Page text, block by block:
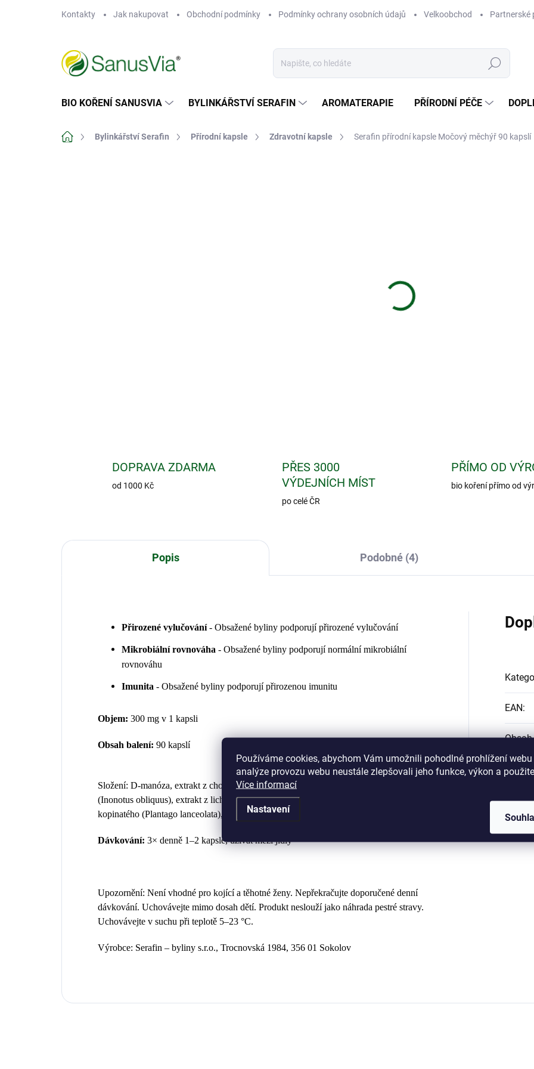
Používáme cookies, abychom Vám umožnili pohodlné prohlížení
analýze provozu webu neustále zlepšovali jeho funkce, výkon a
Více informací
Nastavení
Kontakty Jak nakupovat Obchodní podmínky Podmínky ochrany osobních údajů Velkoobchod Partnerské
Hledat
BIO KOŘENÍ SANUSVIA BYLINKÁŘSTVÍ SERAFIN AROMATERAPIE PŘÍRODNÍ PÉČE
Domů Bylinkářství Serafin Přírodní kapsle Zdravotní kapsle Serafin přírodní kapsle Močový měchýř 90 kapslí
DOPRAVA ZDARMA
od 1000 Kč
PŘES 3000
VÝDEJNÍCH MÍST
po celé ČR
PŘÍMO OD
bio koření přímo od
Popis Podobné (4)
Přirozené vylučování- Obsažené byliny podporují přirozené vylučování
Mikrobiální rovnováha - Obsažené byliny podporují normální mikrobiální
rovnováhu
Imunita - Obsažené byliny podporují přirozenou imunitu
Objem: 300 mg v 1 kapsli
Obsah balení: 90 kapslí
Složení: D-manóza, extrakt z choroše oříše (Polyporus umbellatus), extrakt z čagy
(Inonotus obliquus), extrakt z lichořeřišnice (Tropaeolum majus), extrakt z jitrocele
kopinatého (Plantago lanceolata), stearan hořečnatý.
Dávkování: 3× denně 1–2 kapsle, užívat mezi jídly
Upozornění: Není vhodné pro kojící a těhotné ženy. Nepřekračujte doporučené denní
dávkování. Uchovávejte mimo dosah dětí. Produkt neslouží jako náhrada pestré stravy.
Uchovávejte v suchu při teplotě 5–23 °C.
Výrobce: Serafin – byliny s.r.o., Trocnovská 1984, 356 01 Sokolov
EAN:
Druh: